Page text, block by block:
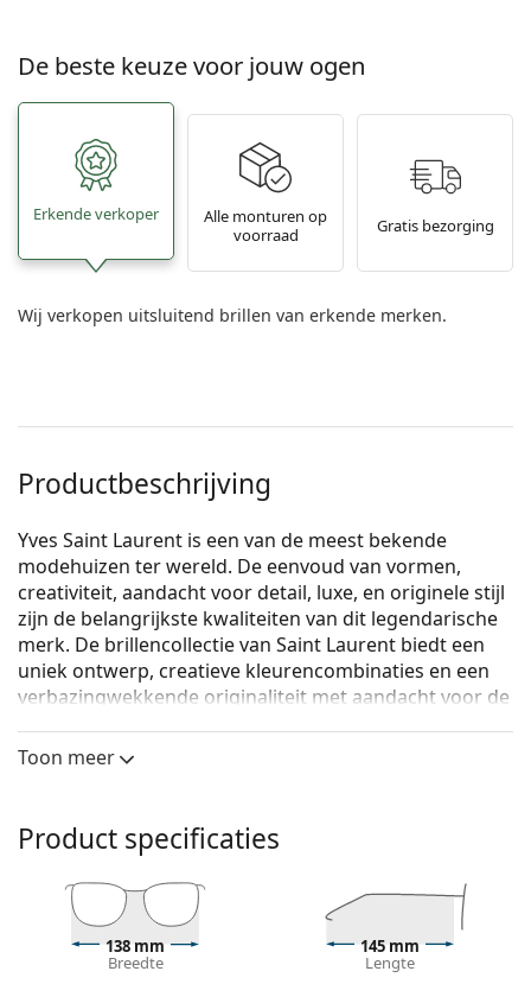
De beste keuze voor jouw ogen
Erkende verkoper
Alle monturen op
voorraad
Gratis bezorging
Wij verkopen uitsluitend brillen van erkende merken.
Productbeschrijving
Yves Saint Laurent is een van de meest bekende
modehuizen ter wereld. De eenvoud van vormen,
creativiteit, aandacht voor detail, luxe, en originele stijl
zijn de belangrijkste kwaliteiten van dit legendarische
merk. De brillencollectie van Saint Laurent biedt een
uniek ontwerp, creatieve kleurencombinaties en een
verbazingwekkende originaliteit met aandacht voor de
Saint Laurent SL 386 005 55
functie van Lentiamo.
De zwarte kleur van het montuur past perfect bij
een koele huidskleur en lichtblond, lichtbruin of
zwart haar.
Toon meer
Product specificaties
138 mm
Breedte
145 mm
Lengte